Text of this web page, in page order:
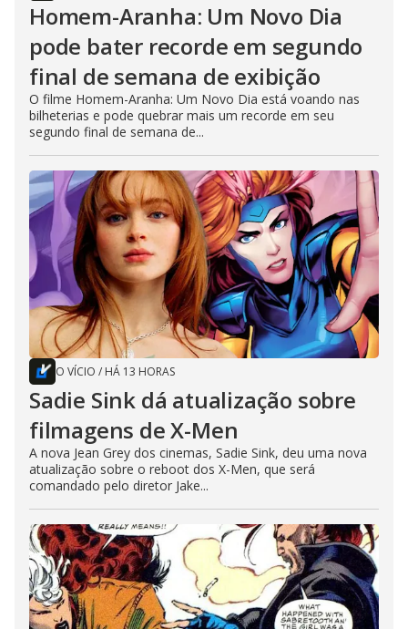
Homem-Aranha: Um Novo Dia
pode bater recorde em segundo
final de semana de exibição
O filme Homem-Aranha: Um Novo Dia está voando nas
bilheterias e pode quebrar mais um recorde em seu
segundo final de semana de...
O VÍCIO / HÁ 13 HORAS
Sadie Sink dá atualização sobre
filmagens de X-Men
A nova Jean Grey dos cinemas, Sadie Sink, deu uma nova
atualização sobre o reboot dos X-Men, que será
comandado pelo diretor Jake...